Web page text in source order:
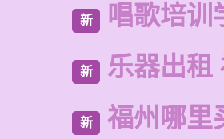
新 唱歌培训
新 乐器出租
新 福州哪里